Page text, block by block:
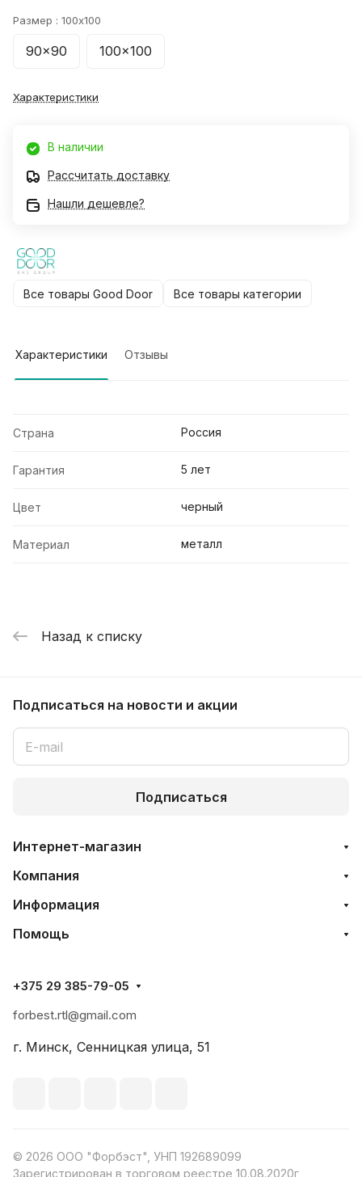
Размер : 100x100
90x90 100x100
Характеристики
В наличии
Рассчитать доставку
Нашли дешевле?
Все товары Good Door Все товары категории
Характеристики Отзывы
Страна Россия
Гарантия 5 лет
Цвет черный
Материал металл
Назад к списку
Подписаться на новости и акции
Подписаться
Интернет-магазин
Компания
Информация
Помощь
+375 29 385-79-05
forbest.rtl@gmail.com
г. Минск, Сенницкая улица, 51
© 2026 ООО "Форбэст", УНП 192689099
Зарегистрирован в торговом реестре 10.08.2020г